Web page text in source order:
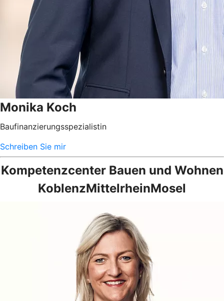
Monika Koch
Baufinanzierungsspezialistin
Schreiben Sie mir
Kompetenzcenter Bauen und Wohnen
KoblenzMittelrheinMosel